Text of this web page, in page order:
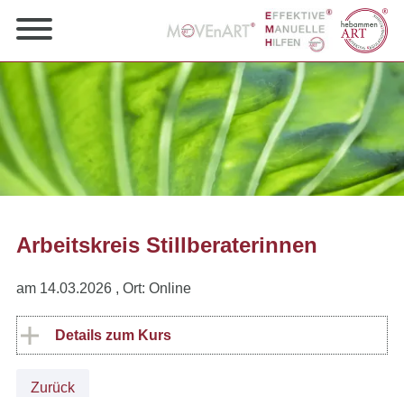
Arbeitskreis Stillberaterinnen
am 14.03.2026 , Ort: Online
Details zum Kurs
Zurück